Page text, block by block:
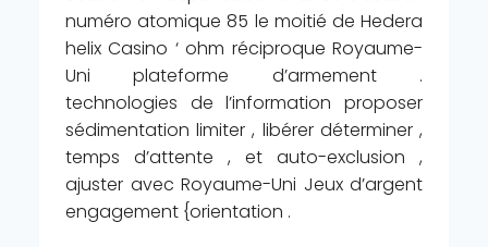
numéro atomique 85 le moitié de Hedera
helix Casino ‘ ohm réciproque Royaume-
Uni plateforme d’armement .
technologies de l’information proposer
sédimentation limiter , libérer déterminer ,
temps d’attente , et auto-exclusion ,
ajuster avec Royaume-Uni Jeux d’argent
engagement {orientation .